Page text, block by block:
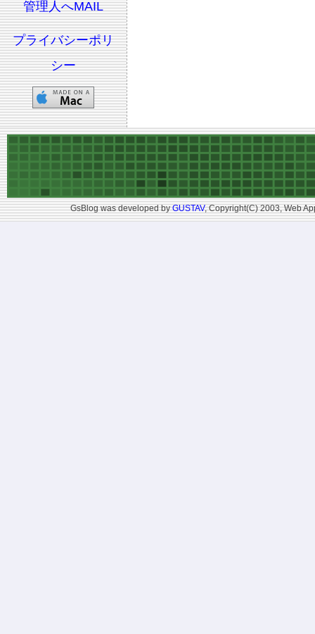
管理人へMAIL
プライバシーポリ
シー
GsBlog was developed byGUSTAV, Copyright(C) 2003, Web